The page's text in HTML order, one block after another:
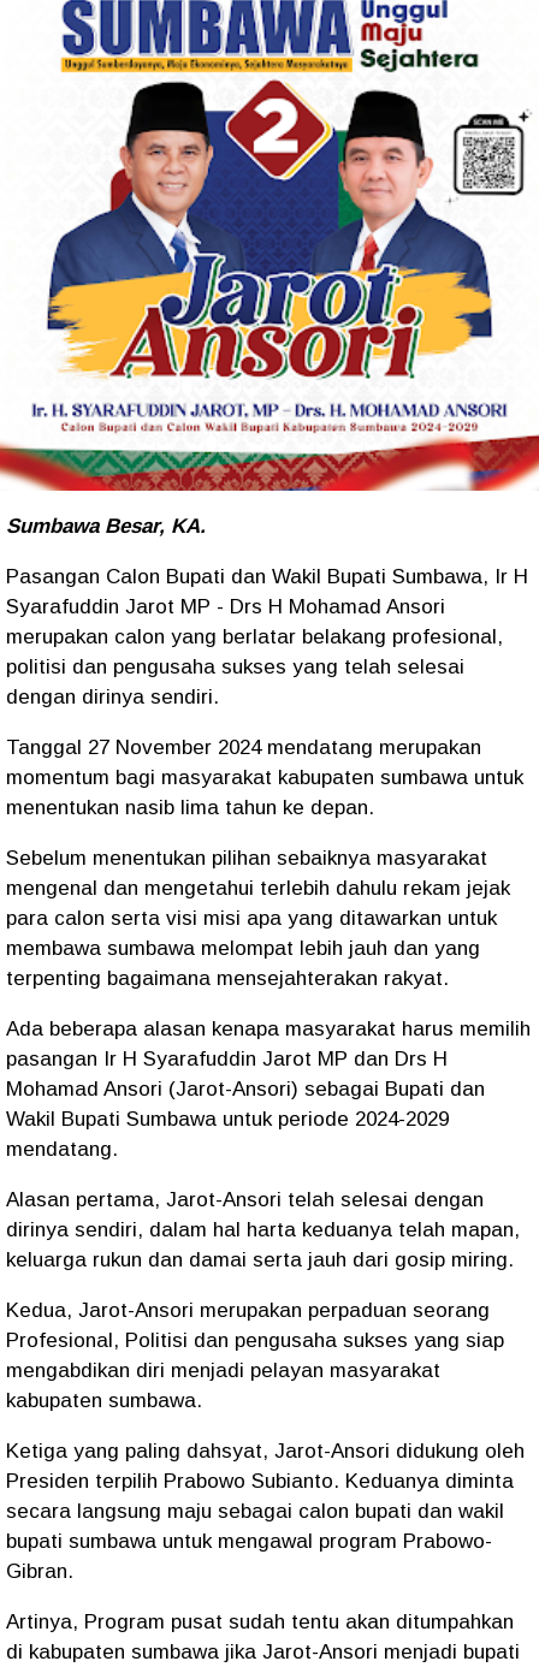
Sumbawa Besar, KA.
Pasangan Calon Bupati dan Wakil Bupati Sumbawa, Ir H
Syarafuddin Jarot MP - Drs H Mohamad Ansori
merupakan calon yang berlatar belakang profesional,
politisi dan pengusaha sukses yang telah selesai
dengan dirinya sendiri.
Tanggal 27 November 2024 mendatang merupakan
momentum bagi masyarakat kabupaten sumbawa untuk
menentukan nasib lima tahun ke depan.
Sebelum menentukan pilihan sebaiknya masyarakat
mengenal dan mengetahui terlebih dahulu rekam jejak
para calon serta visi misi apa yang ditawarkan untuk
membawa sumbawa melompat lebih jauh dan yang
terpenting bagaimana mensejahterakan rakyat.
Ada beberapa alasan kenapa masyarakat harus memilih
pasangan Ir H Syarafuddin Jarot MP dan Drs H
Mohamad Ansori (Jarot-Ansori) sebagai Bupati dan
Wakil Bupati Sumbawa untuk periode 2024-2029
mendatang.
Alasan pertama, Jarot-Ansori telah selesai dengan
dirinya sendiri, dalam hal harta keduanya telah mapan,
keluarga rukun dan damai serta jauh dari gosip miring.
Kedua, Jarot-Ansori merupakan perpaduan seorang
Profesional, Politisi dan pengusaha sukses yang siap
mengabdikan diri menjadi pelayan masyarakat
kabupaten sumbawa.
Ketiga yang paling dahsyat, Jarot-Ansori didukung oleh
Presiden terpilih Prabowo Subianto. Keduanya diminta
secara langsung maju sebagai calon bupati dan wakil
bupati sumbawa untuk mengawal program Prabowo-
Gibran.
Artinya, Program pusat sudah tentu akan ditumpahkan
di kabupaten sumbawa jika Jarot-Ansori menjadi bupati